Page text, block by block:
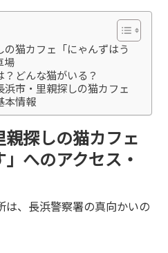
猫カフェ「にゃんずはう
場
どんな猫がいる？
浜市・里親探しの猫カフェ
本情報
探しの猫カフェ
」へのアクセス・
は、長浜警察署の真向かいの